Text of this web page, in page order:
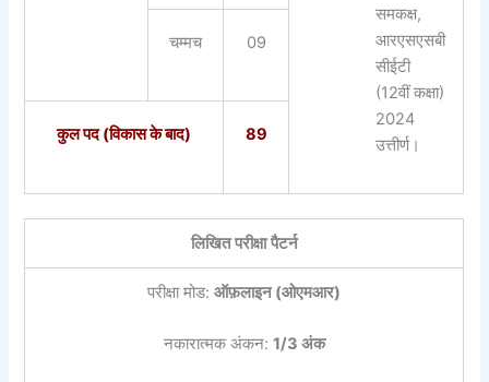
समकक्ष,
आरएसएसबी
सीईटी
(12वीं कक्षा)
2024
उत्तीर्ण।
चम्मच 09
कुल पद (विकास के बाद) 89
लिखित परीक्षा पैटर्न
परीक्षा मोड:ऑफ़लाइन (ओएमआर)
नकारात्मक अंकन: 1/3 अंक